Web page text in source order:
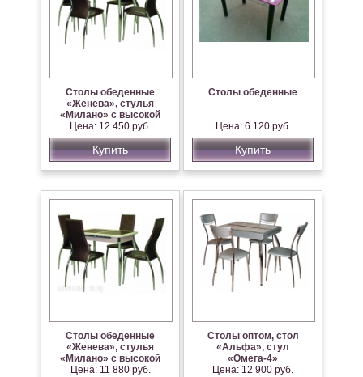
Столы обеденные
«Женева», стулья
«Милано» с высокой
спинкой
Цена: 12 450 руб.
Купить
Столы обеденные
Цена: 6 120 руб.
Купить
Столы обеденные
«Женева», стулья
«Милано» с высокой
спинкой
Цена: 11 880 руб.
Столы оптом, стол
«Альфа», стул
«Омега-4»
Цена: 12 900 руб.